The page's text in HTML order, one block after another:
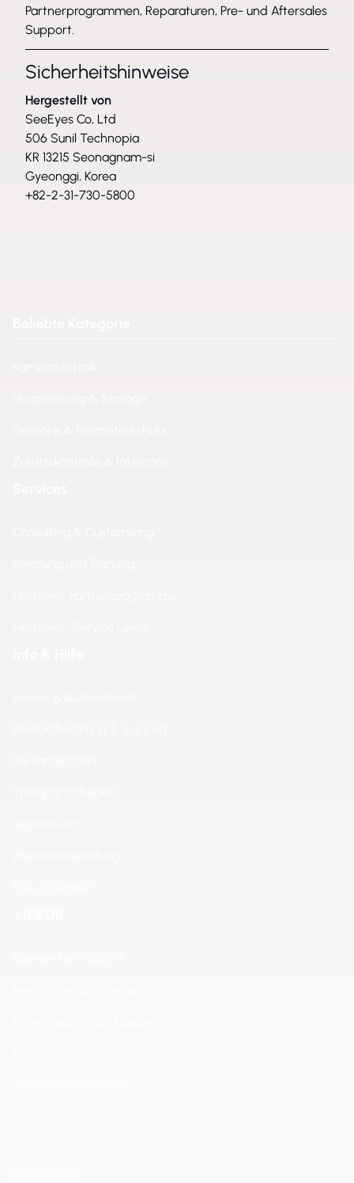
Partnerprogrammen, Reparaturen, Pre- und Aftersales
Support.
Sicherheitshinweise
Hergestellt von
SeeEyes Co, Ltd
506 Sunil Technopia
KR 13215 Seonagnam-si
Gyeonggi, Korea
+82-2-31-730-5800